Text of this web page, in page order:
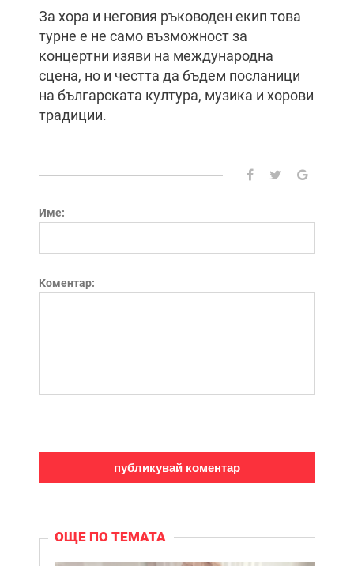
За хора и неговия ръководен екип това
турне е не само възможност за
концертни изяви на международна
сцена, но и честта да бъдем посланици
на българската култура, музика и хорови
традиции.
Име:
Коментар:
ОЩЕ ПО ТЕМАТА